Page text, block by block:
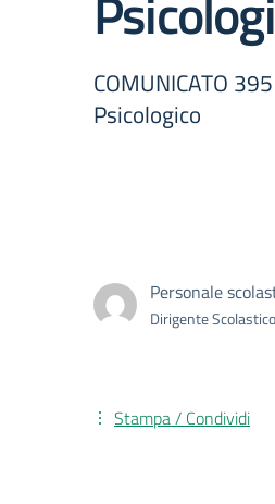
COMUNICATO
Psicologico
Personale
Dirigente Scolastico
Stampa / Condividi